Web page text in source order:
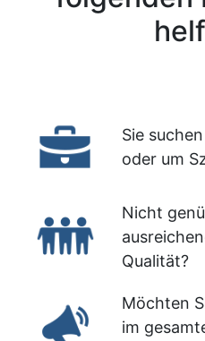
Sie
oder um
Nicht
Qualität?
Möchten
im